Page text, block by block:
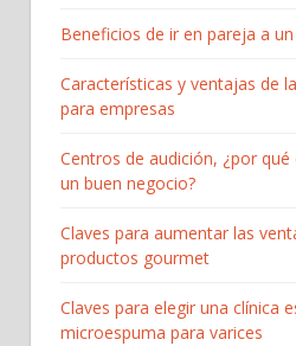
Beneficios de ir en pareja a
Características y ventajas de
para empresas
Centros de audición, ¿por qué
un buen negocio?
Claves para aumentar las
productos gourmet
Claves para elegir una clínica
microespuma para varices